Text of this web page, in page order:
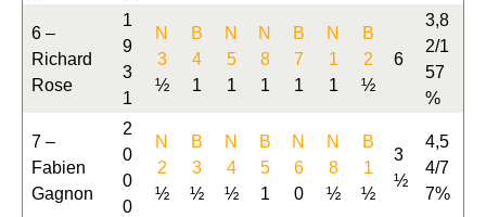
6 –
Richard
Rose
1
9
3
1
N
3
½
B
4
1
N
5
1
N
8
1
B
7
1
N
1
1
B
2
½
6
3,8
2/1
57
%
7 –
Fabien
Gagnon
2
0
0
0
N
2
½
B
3
½
N
4
½
B
5
1
N
6
0
N
8
½
B
1
½
3
½
4,5
4/7
7%